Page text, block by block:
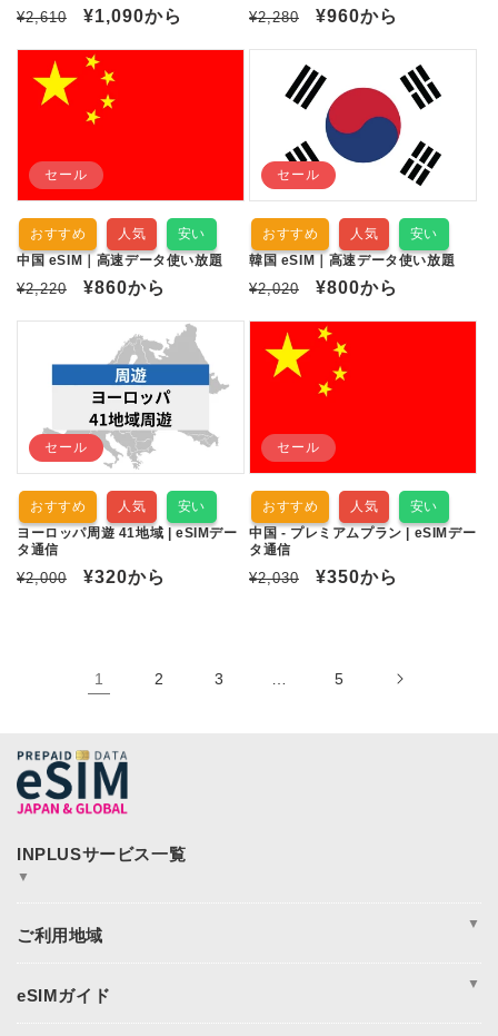
通
¥2,610
セ
ル
価
格
¥1,090から
通
¥2,280
セ
ル
価
格
¥960から
セール
おすすめ 人気
安い
中国 eSIM｜高速データ使い放題
通
¥2,220
セ
価
格
¥860から
セール
おすすめ 人気
安い
韓国 eSIM｜高速データ使い放題
通
¥2,020
セ
ル
価
格
¥800から
セール
おすすめ 人気
安い
ヨーロッパ周遊 41地域 | eSIMデー
タ通信
通
¥2,000
セ
格
¥320から
セール
おすすめ 人気
安い
中国 - プレミアムプラン | eSIMデー
タ通信
通
¥2,030
セ
¥350から
1 2 3 5
▼
365plusWi-Fi
▼
アメリカ
▼